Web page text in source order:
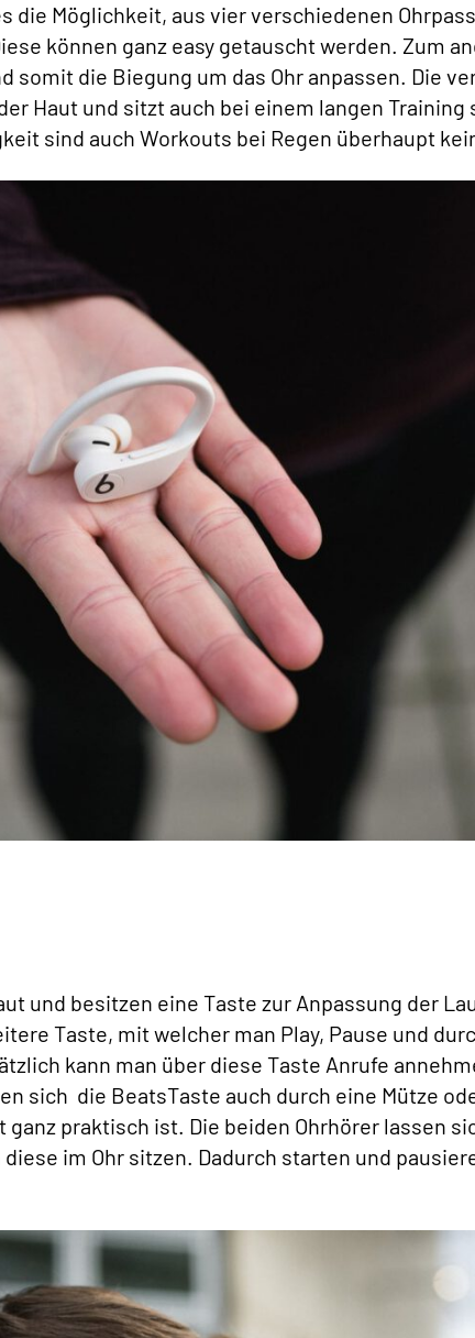
die Möglichkeit, aus vier verschiedenen
können ganz easy getauscht werden. Zum
somit die Biegung um das Ohr anpassen. Die
Haut und sitzt auch bei einem langen Training
sind auch Workouts bei Regen überhaupt
und besitzen eine Taste zur Anpassung der
Taste, mit welcher man Play, Pause und
kann man über diese Taste Anrufe
sich die BeatsTaste auch durch eine Mütze
praktisch ist. Die beiden Ohrhörer lassen
im Ohr sitzen. Dadurch starten und